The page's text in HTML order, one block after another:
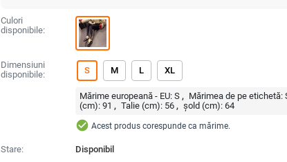
Culori
disponibile:
Dimensiuni
disponibile:
S M L XL
Mărime europeană - EU: S Mărimea de pe etichetă:
(cm): 91 Talie (cm): 56 șold (cm): 64
check_circle Acest produs corespunde ca mărime.
Stare: Disponibil